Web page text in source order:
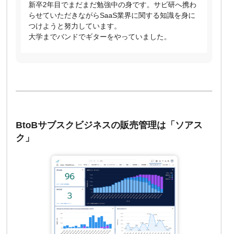
新卒2年目でまだまだ勉強中の身です。サビ研へ携わ
らせていただきながらSaaS業界に関する知識を身に
つけようと努力しています。
大学までバンドでギターをやっていました。
BtoBサブスクビジネスの販売管理は「ソアス
ク」